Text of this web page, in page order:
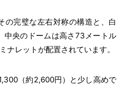
の完璧な左右対称の構造と、白
中央のドームは高さ73メートル
ナレットが配置されています。
（約2,600円）と少し高めで